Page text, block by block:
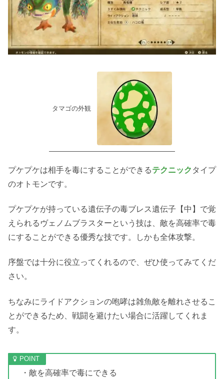
タマゴの外観
プケプケは相手を毒にすることができるテクニック タイプ
のオトモンです。
プケプケが持っている遺伝子の毒ブレス遺伝子【中】で覚
えられるヴェノムブラスターという技は、敵を高確率で毒
にすることができる優秀な技です。しかも全体攻撃。
序盤では十分に役立ってくれるので、ぜひ使ってみてくだ
さい。
ちなみにライドアクションの咆哮は雑魚敵を離れさせるこ
とができるため、戦闘を避けたい場合に活躍してくれま
す。
・敵を高確率で毒にできる